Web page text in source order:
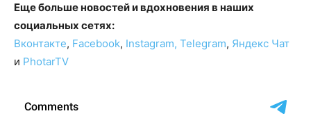
Еще больше новостей и вдохновения в наших
социальных сетях:
Вконтакте, Facebook, Instagram, Telegram, Яндекс Чат
и PhotarTV